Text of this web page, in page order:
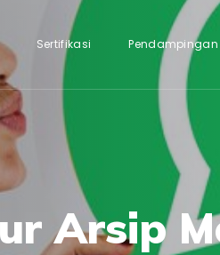
Sertifikasi Pendampingan
Arsip